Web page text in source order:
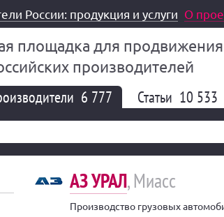
России: продукция и услуги О
площадка для продвижения
производителей
6 777 Статьи 10 533
АЗ УРАЛ, Миасс
Производство грузовых